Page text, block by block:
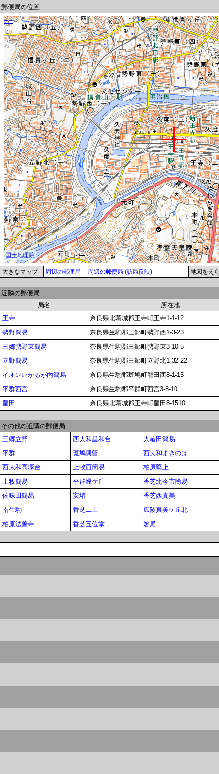
郵便局の位置
大きなマップ 周辺の郵便局 周辺の郵便局 (訪局反映) 地図をえ
近隣の郵便局
局名
所在地
王寺
奈良県北葛城郡王寺町王寺1-1-12
勢野簡易
奈良県生駒郡三郷町勢野西1-3-23
三郷勢野東簡易
奈良県生駒郡三郷町勢野東3-10-5
立野簡易
奈良県生駒郡三郷町立野北1-32-22
イオンいかるが内簡易
奈良県生駒郡斑鳩町龍田西8-1-15
平群西宮
奈良県生駒郡平群町西宮3-8-10
畠田
奈良県北葛城郡王寺町畠田8-1510
その他の近隣の郵便局
三郷立野
西大和星和台
大輪田簡易
平群
斑鳩興留
西大和まきのは
西大和高塚台
上牧西簡易
柏原堅上
上牧簡易
平群緑ケ丘
香芝北今市簡易
佐味田簡易
安堵
香芝西真美
南生駒
香芝二上
広陵真美ケ丘北
柏原法善寺
香芝五位堂 箸尾